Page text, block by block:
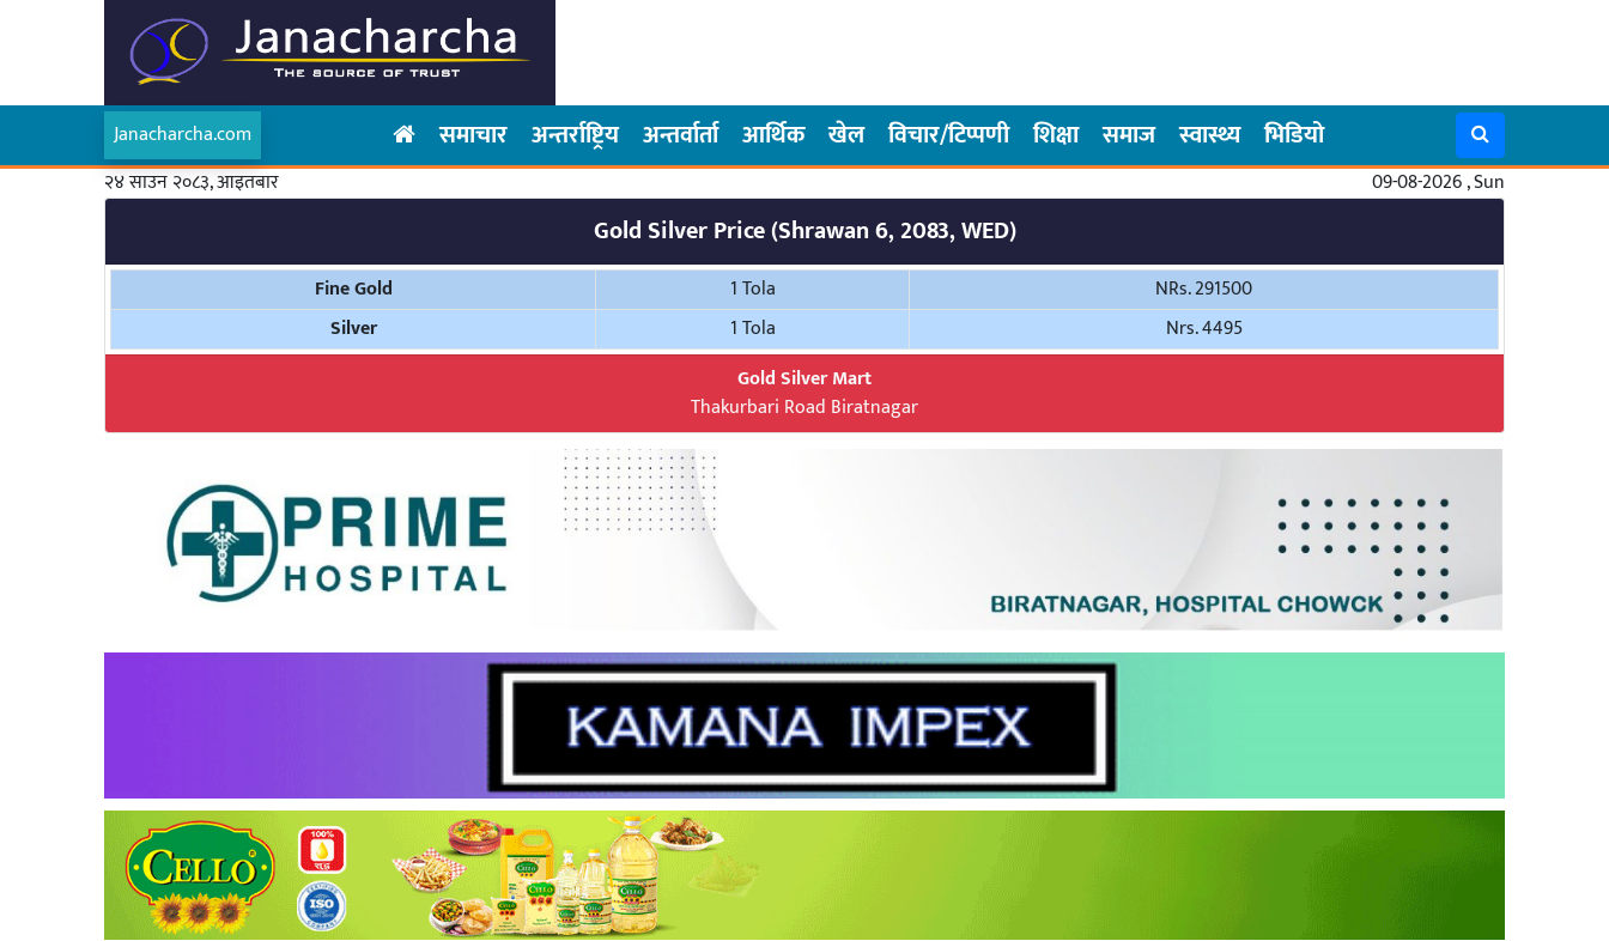
Janacharcha.com समाचार अन्तर्राष्ट्रिय अन्तर्वार्ता आर्थिक खेल विचार/टिप्पणी शिक्षा समाज स्वास्थ्य भिडियो
२४ साउन २०८३, आइतबार 09-08-2026 , Sun
Gold Silver Price (Shrawan 6, 2083, WED)
Fine Gold 1 Tola
NRs. 291500
Silver
1 Tola
Nrs. 4495
Gold Silver Mart
Thakurbari Road Biratnagar